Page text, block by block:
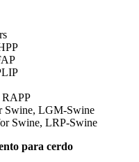
RAPP
Swine, LGM-Swine
Swine, LRP-Swine
para cerdo